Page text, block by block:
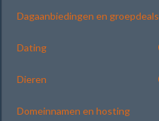
Dagaanbiedingen en groepdeals
Dating
Dieren
Domeinnamen en hosting